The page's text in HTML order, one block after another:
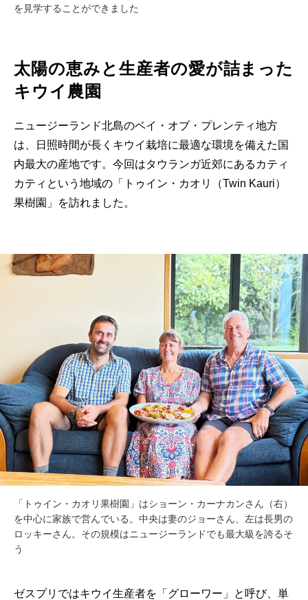
を見学することができました
太陽の恵みと生産者の愛が詰まった
キウイ農園
ニュージーランド北島のベイ・オブ・プレンティ地方
は、日照時間が長くキウイ栽培に最適な環境を備えた国
内最大の産地です。今回はタウランガ近郊にあるカティ
カティという地域の「トゥイン・カオリ（Twin Kauri）
果樹園」を訪れました。
「トゥイン・カオリ果樹園」はショーン・カーナカンさん（右）
を中心に家族で営んでいる。中央は妻のジョーさん、左は長男の
ロッキーさん。その規模はニュージーランドでも最大級を誇るそ
う
ゼスプリではキウイ生産者を「グローワー」と呼び、単